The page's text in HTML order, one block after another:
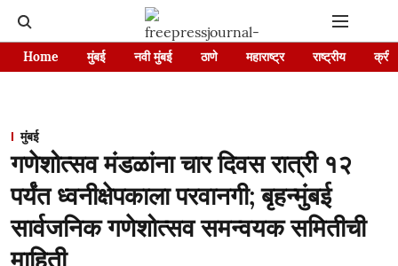
Home मुंबई नवी मुंबई ठाणे महाराष्ट्र राष्ट्रीय
मुंबई
गणेशोत्सव मंडळांना चार दिवस रात्री १२
पर्यंत ध्वनीक्षेपकाला परवानगी; बृहन्मुंबई
सार्वजनिक गणेशोत्सव समन्वयक समितीची